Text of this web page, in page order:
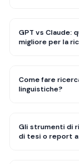
GPT vs Claude:
migliore per la
Come fare
linguistiche?
Gli strumenti di
di tesi o report